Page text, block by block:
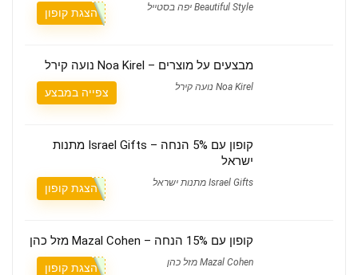
Beautiful Style יפה בסטייל הצגת קופון
מבצעים על מוצרים – Noa Kirel נועה קירל
Noa Kirel נועה קירל צפייה במבצע
קופון עם 5% הנחה – Israel Gifts מתנות
ישראל
Israel Gifts מתנות ישראל הצגת קופון
קופון עם 15% הנחה – Mazal Cohen מזל כהן
Mazal Cohen מזל כהן הצגת קופון